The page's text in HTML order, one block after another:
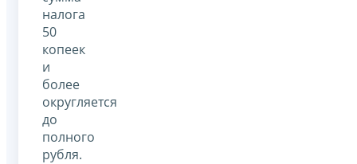
налога
50
копеек
и
более
округляется
до
полного
рубля.